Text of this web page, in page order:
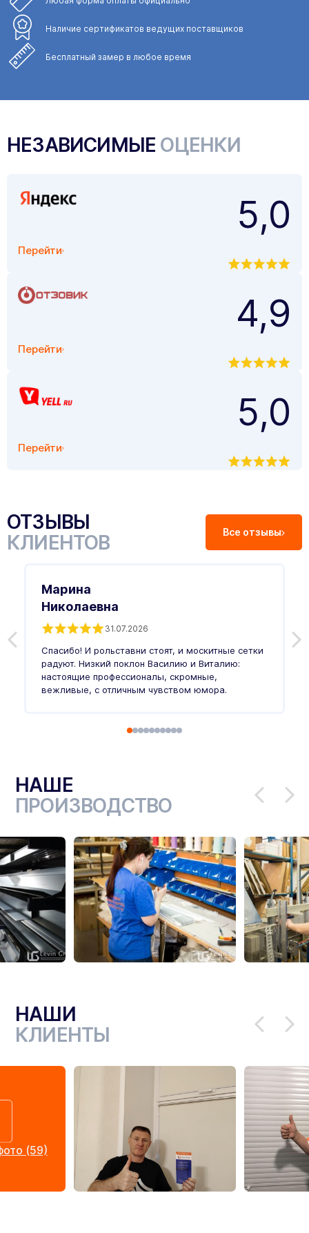
Наличие сертификатов ведущих поставщиков
Бесплатный замер в любое время
НЕЗАВИСИМЫЕ ОЦЕНКИ
Перейти
5,0
Перейти
4,9
Перейти
5,0
ОТЗЫВЫ
КЛИЕНТОВ
Все отзывы
Марина
Николаевна
31.07.2026
Спасибо! И рольставни стоят, и москитные сетки
радуют. Низкий поклон Василию и Виталию:
настоящие профессионалы, скромные,
вежливые, с отличным чувством юмора.
НАШЕ
ПРОИЗВОДСТВО
НАШИ
КЛИЕНТЫ
(59)